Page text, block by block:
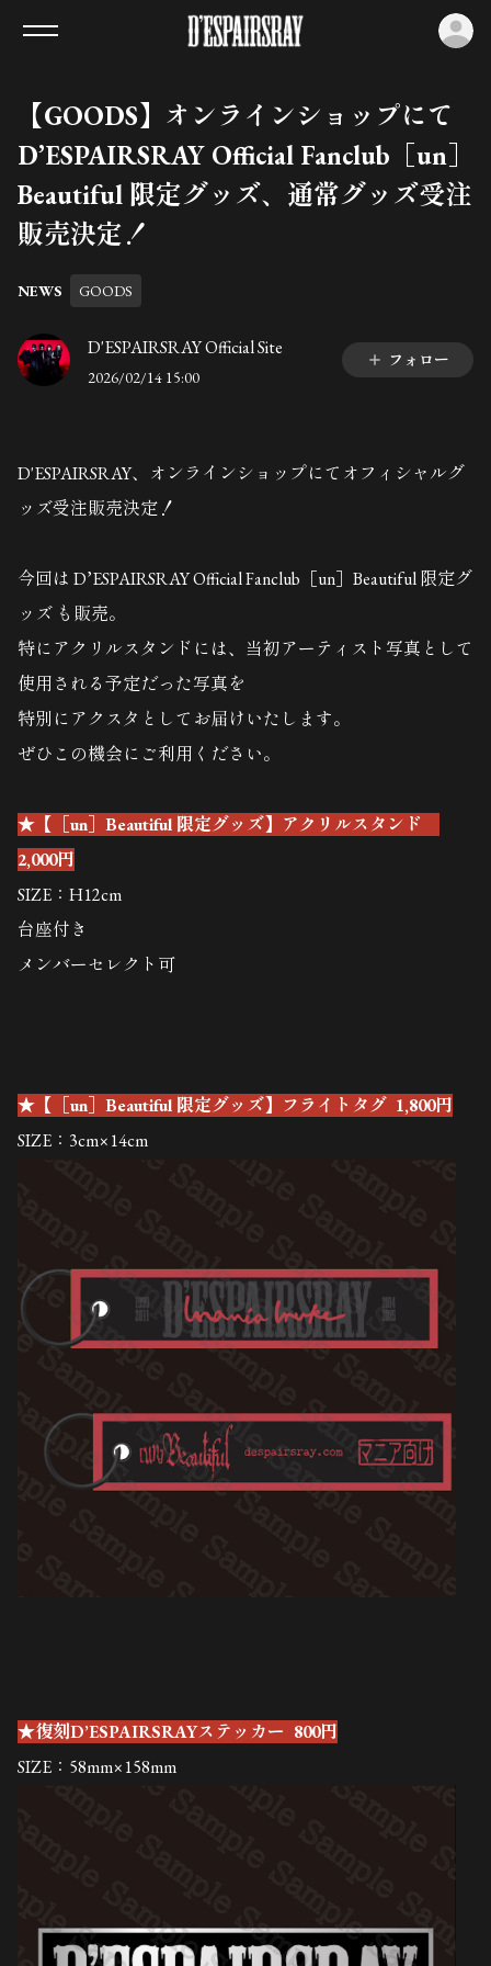
【GOODS】オンラインショップにて
D’ESPAIRSRAY Official Fanclub［un］
Beautiful 限定グッズ、通常グッズ受注
販売決定！
NEWS GOODS
D'ESPAIRSRAY Official Site
2026/02/14 15:00
フォロー
D'ESPAIRSRAY、オンラインショップにてオフィシャルグ
ッズ受注販売決定！
今回は D’ESPAIRSRAY Official Fanclub［un］Beautiful 限定グ
ッズ も販売。
特にアクリルスタンドには、当初アーティスト写真として
使用される予定だった写真を
特別にアクスタとしてお届けいたします。
ぜひこの機会にご利用ください。
★【［un］Beautiful 限定グッズ】アクリルスタンド
2,000円
SIZE：H12cm
台座付き
メンバーセレクト可
★【［un］Beautiful 限定グッズ】フライトタグ 1,800円
SIZE：3cm×14cm
★復刻D’ESPAIRSRAYステッカー 800円
SIZE：58mm×158mm